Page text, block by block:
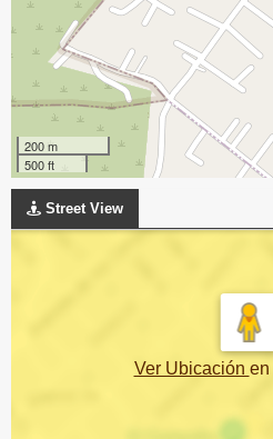
200 m
500 ft
Street View
Ver Ubicación en